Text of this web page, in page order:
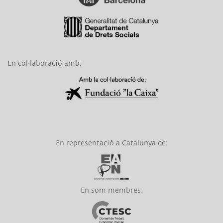
Link a Generalitat de Catalunya
En col·laboració amb:
En representació a Catalunya de:
Link a EAPN
En som membres:
Link a CTESC